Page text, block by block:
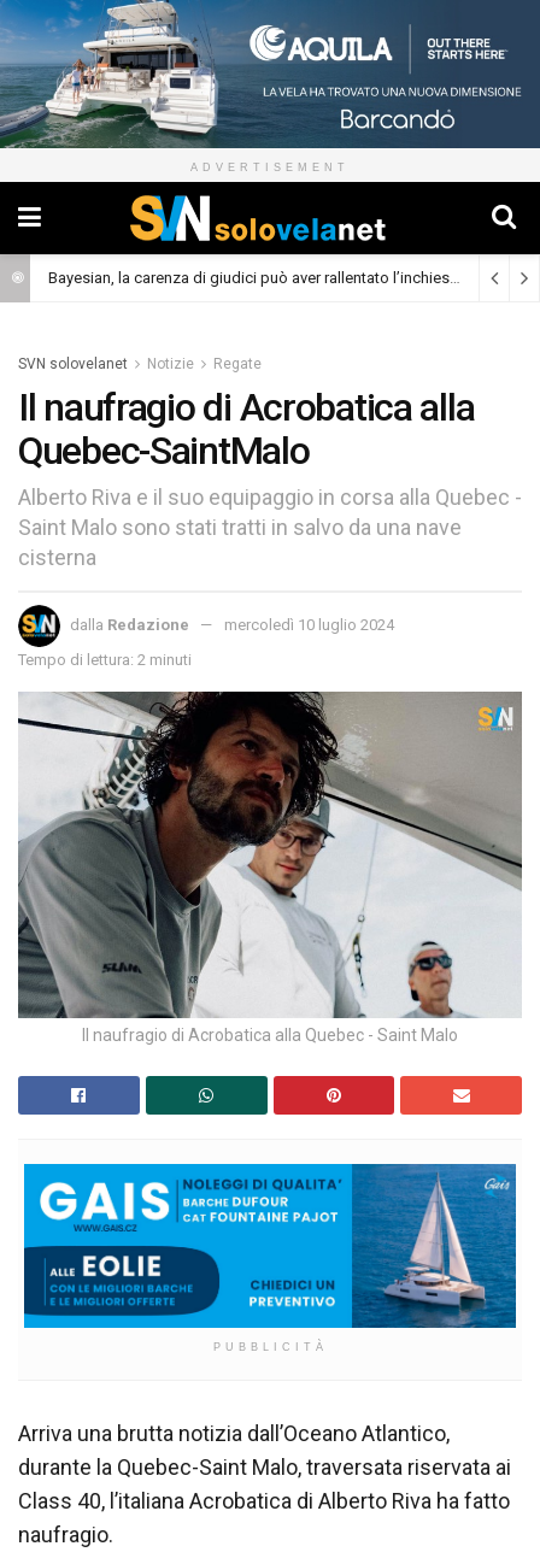
ADVERTISEMENT
Bayesian, la carenza di giudici può aver rallentato l’inchiesta (Cronaca)
SVN solovelanet Notizie Regate
Il naufragio di Acrobatica alla
Quebec-SaintMalo
Alberto Riva e il suo equipaggio in corsa alla Quebec -
Saint Malo sono stati tratti in salvo da una nave
cisterna
dalla Redazione
mercoledì 10 luglio 2024
Tempo di lettura: 2 minuti
Il naufragio di Acrobatica alla Quebec - Saint Malo
PUBBLICITÀ
Arriva una brutta notizia dall’Oceano Atlantico,
durante la Quebec-Saint Malo, traversata riservata ai
Class 40, l’italiana Acrobatica di Alberto Riva ha fatto
naufragio.